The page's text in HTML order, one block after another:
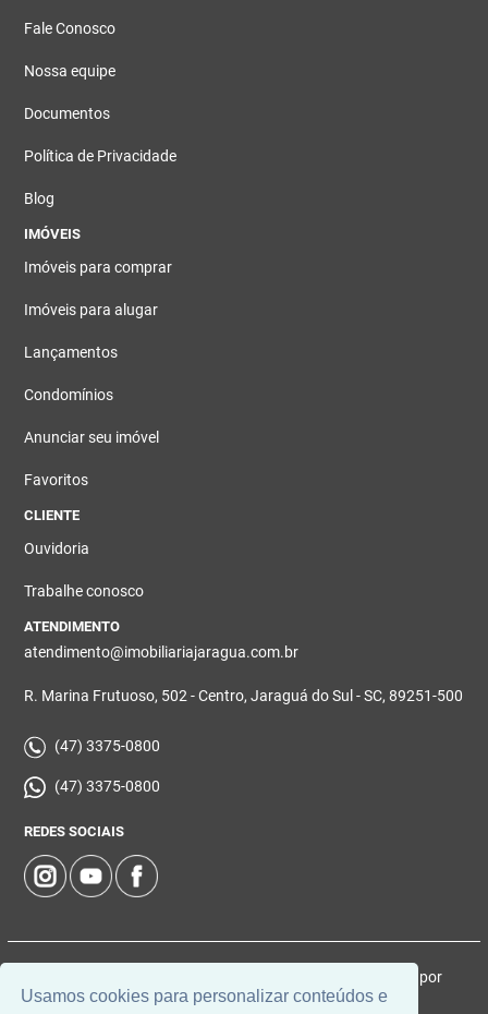
Usamos cookies para personalizar conteúdos e
Fale Conosco
Nossa equipe
Documentos
Política de Privacidade
Blog
IMÓVEIS
Imóveis para comprar
Imóveis para alugar
Lançamentos
Condomínios
Anunciar seu imóvel
Favoritos
CLIENTE
Ouvidoria
Trabalhe conosco
ATENDIMENTO
atendimento@imobiliariajaragua.com.br
R. Marina Frutuoso, 502 - Centro, Jaraguá do Sul - SC, 89251-500
(47) 3375-0800
(47) 3375-0800
REDES SOCIAIS
© 2026 | Imobiliária Jaraguá | CRECI: 5224-J | Desenvolvido por
Universal Software.